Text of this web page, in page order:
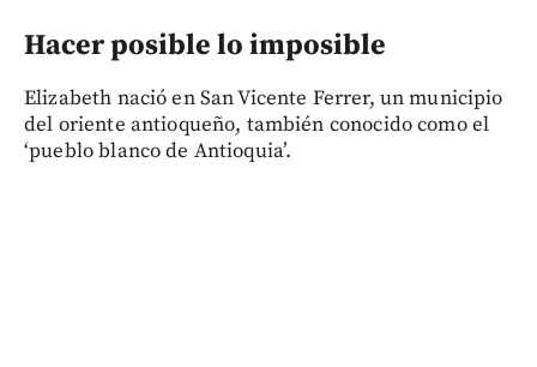
Hacer posible lo imposible
Elizabeth nació en San Vicente Ferrer, un municipio
del oriente antioqueño, también conocido como el
‘pueblo blanco de Antioquia’.